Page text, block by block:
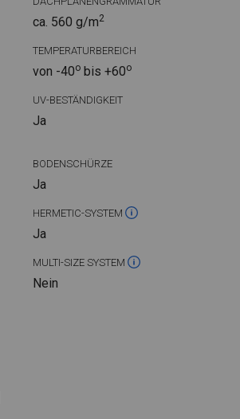
ca. 560 g/m2
TEMPERATURBEREICH
von -40obis +60o
UV-BESTÄNDIGKEIT
Ja
BODENSCHÜRZE
Ja
HERMETIC-SYSTEM
Ja
MULTI-SIZE SYSTEM
Nein